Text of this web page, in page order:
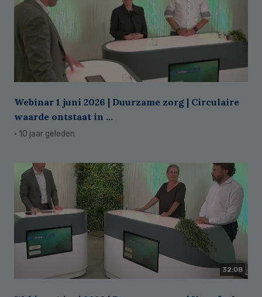
Webinar 1 juni 2026 | Duurzame zorg | Circulaire
waarde ontstaat in ...
· 10 jaar geleden
32:08